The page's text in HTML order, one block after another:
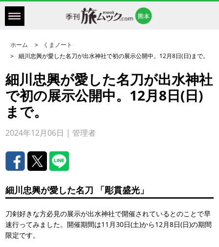
ホーム
くまノート
細川忠興が愛した名刀が出水神社で初の展示公開中。12月8日(日)まで。
細川忠興が愛した名刀が出水神社
で初の展示公開中。12月8日(日)
まで。
2024年12月06日 | 管理者
細川忠興が愛した名刀 「彫貫盛光」
刀剣好きな方必見の展示が出水神社で開催されているとのことで早
速行ってみました。開催期間は11月30日(土)から12月8日(日)の期間
限定です。